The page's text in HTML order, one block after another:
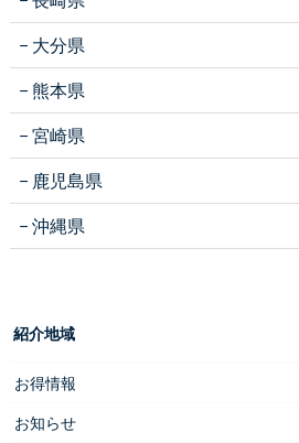
大分県
熊本県
宮崎県
鹿児島県
沖縄県
紹介地域
お得情報
お知らせ